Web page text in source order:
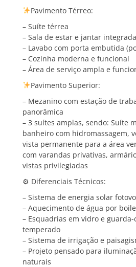
Pavimento Térreo:
– Suíte térrea
– Sala de estar e jantar
– ⁠Lavabo com porta embutida
– ⁠Cozinha moderna e funcional
– ⁠Área de serviço ampla e
Pavimento Superior:
– Mezanino com estação de
panorâmica
– ⁠3 suítes amplas, sendo: Suíte
banheiro com hidromassagem,
vista permanente para a área
com varandas privativas,
vistas privilegiadas
⚙ Diferenciais Técnicos:
– Sistema de energia solar
– ⁠Aquecimento de água por
– ⁠Esquadrias em vidro e
temperado
– ⁠Sistema de irrigação e
– ⁠Projeto pensado para
naturais